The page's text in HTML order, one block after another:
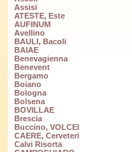
Assisi
ATESTE, Este
AUFINUM
Avellino
BAULI, Bacoli
BAIAE
Benevagienna
Benevent
Bergamo
Boiano
Bologna
Bolsena
BOVILLAE
Brescia
Buccino, VOLCEI
CAERE, Cerveteri
Calvi Risorta